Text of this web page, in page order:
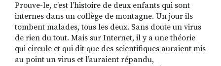
Prouve-le, c’est l’histoire de deux enfants qui sont
internes dans un collège de montagne. Un jour ils
tombent malades, tous les deux. Sans doute un virus
de rien du tout. Mais sur Internet, il y a une théorie
qui circule et qui dit que des scientifiques auraient mis
au point un virus et l’auraient répandu,